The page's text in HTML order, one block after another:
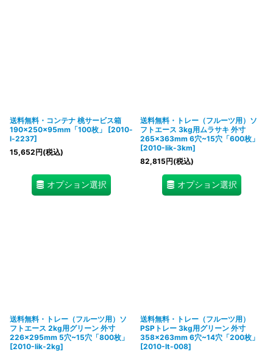
送料無料・コンテナ 桃サービス箱
190×250×95mm「100枚」
[2010-
l-2237]
15,652円(税込)
オプション選択
送料無料・トレー（フルーツ用）ソ
フトエース 3kg用ムラサキ 外寸
265×363mm 6穴~15穴「600枚」
[2010-lik-3km]
82,815円(税込)
オプション選択
送料無料・トレー（フルーツ用）ソ
フトエース 2kg用グリーン 外寸
226×295mm 5穴~15穴「800枚」
[2010-lik-2kg]
送料無料・トレー（フルーツ用）
PSPトレー 3kg用グリーン 外寸
358×263mm 6穴~14穴「200枚」
[2010-lt-008]